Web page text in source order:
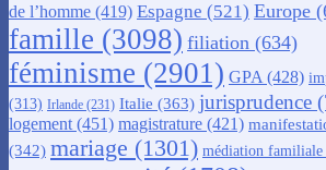
de l’homme (419) Espagne (521) Europe
famille (3098) filiation (634)
féminisme (2901) GPA (428)
(313) Irlande (231) Italie (363) jurisprudence
logement (451) magistrature (421)
(342) mariage (1301) médiation familiale